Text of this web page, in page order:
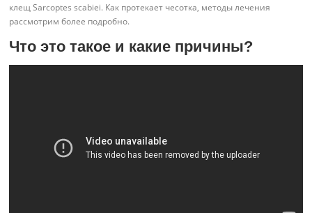
клещ Sarcoptes scabiei. Как протекает чесотка, методы лечения
рассмотрим более подробно.
Что это такое и какие причины?